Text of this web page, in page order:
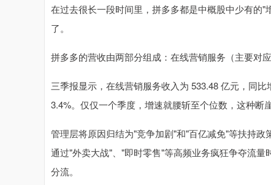
在过去很长一段时间里，拼多多都是中概股中少有的
了。
拼多多的营收由两部分组成：在线营销服务（主要对
三季报显示，在线营销服务收入为 533.48 亿元，同
3.4%。仅仅一个季度，增速就腰斩至个位数，这种断
管理层将原因归结为"竞争加剧"和"百亿减免"等扶持
通过"外卖大战"、"即时零售"等高频业务疯狂争夺流
分流。